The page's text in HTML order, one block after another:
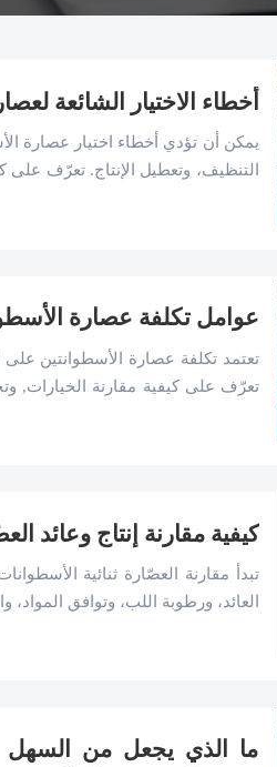
أخطاء الاختيار الشائعة
يمكن أن تؤدي أخطاء اختيار عصارة
التنظيف، وتعطيل الإنتاج. تعرّف على
عوامل تكلفة عصارة
تعتمد تكلفة عصارة الأسطوانتين على
تعرّف على كيفية مقارنة الخيارات,
كيفية مقارنة إنتاج وعائد
تبدأ مقارنة العصّارة ثنائية
العائد، ورطوبة اللب، وتوافق المواد،
ما الذي يجعل من